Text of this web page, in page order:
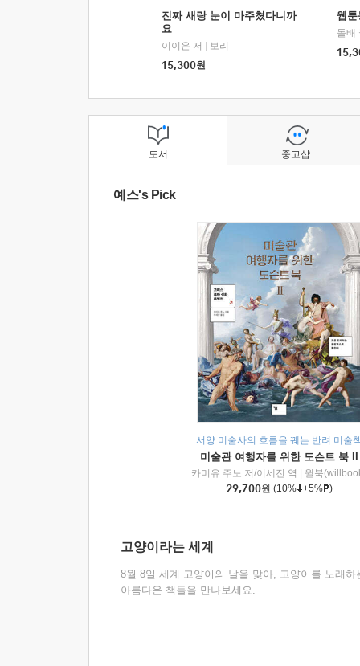
진짜 새랑 눈이 마주쳤다니까
요
이이은 저
보리
15,300원
웹
돌배
도서
예스's Pick
서양 미술사의 흐름을 꿰는 반려 미술
미술관 여행자를 위한 도슨트 북 II
카미유 주노 저/이세진 역
윌북
29,700원 (10% +5% )
고양이라는 세계
8월 8일 세계 고양이의 날을 맞아, 고양이를 노래하
아름다운 책들을 만나보세요.
중고샵